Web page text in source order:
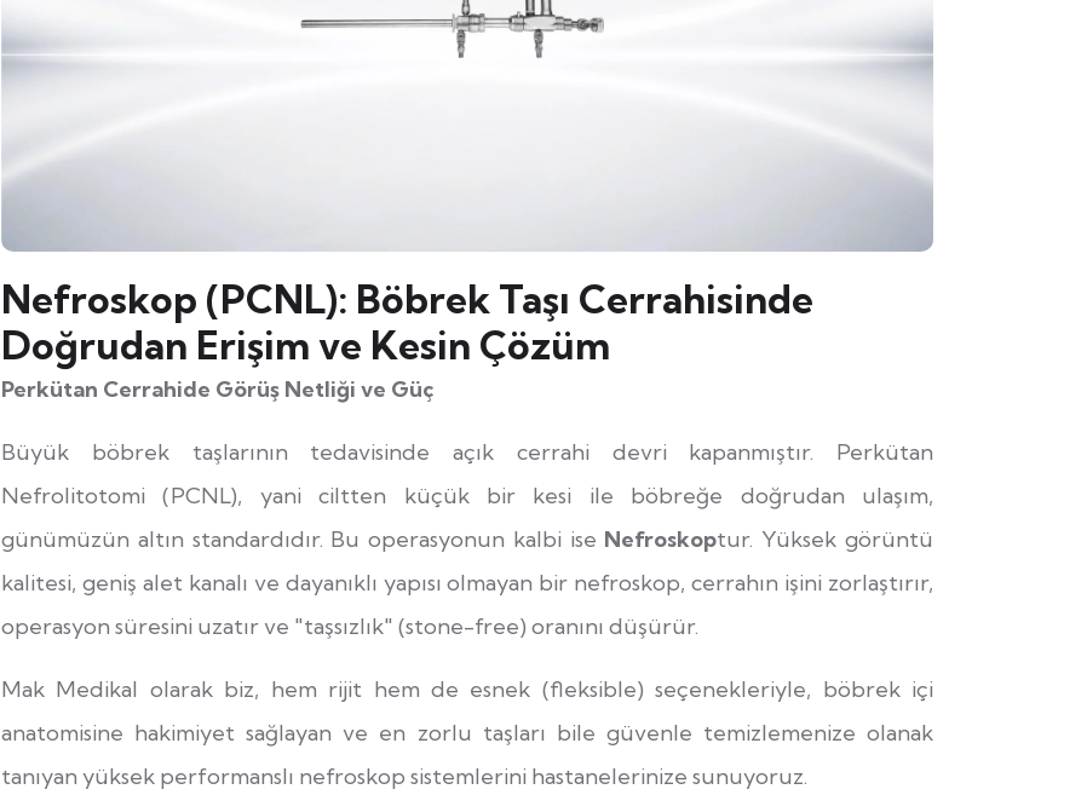
Nefroskop (PCNL): Böbrek Taşı Cerrahisinde
Doğrudan Erişim ve Kesin Çözüm
Perkütan Cerrahide Görüş Netliği ve Güç
Büyük böbrek taşlarının tedavisinde açık cerrahi devri kapanmıştır. Perkütan
Nefrolitotomi (PCNL), yani ciltten küçük bir kesi ile böbreğe doğrudan ulaşım,
günümüzün altın standardıdır. Bu operasyonun kalbi ise Nefroskoptur. Yüksek görüntü
kalitesi, geniş alet kanalı ve dayanıklı yapısı olmayan bir nefroskop, cerrahın işini zorlaştırır,
operasyon süresini uzatır ve "taşsızlık" (stone-free) oranını düşürür.
Mak Medikal olarak biz, hem rijit hem de esnek (fleksible) seçenekleriyle, böbrek içi
anatomisine hakimiyet sağlayan ve en zorlu taşları bile güvenle temizlemenize olanak
tanıyan yüksek performanslı nefroskop sistemlerini hastanelerinize sunuyoruz.